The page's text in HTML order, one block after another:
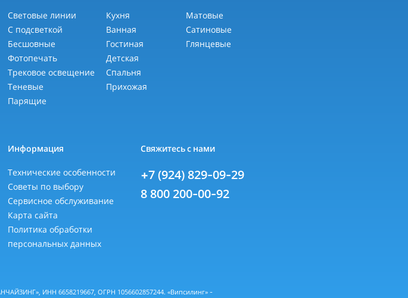
Световые линии
С подсветкой
Бесшовные
Фотопечать
Трековое освещение
Теневые
Парящие
Кухня
Ванная
Гостиная
Детская
Спальня
Прихожая
Матовые
Сатиновые
Глянцевые
Информация
Технические особенности
Советы по выбору
Сервисное обслуживание
Карта сайта
Политика обработки
персональных данных
Свяжитесь с нами
+7 (924) 829-09-29
8 800 200-00-92
ИНН 6658219667, ОГРН 1056602857244. «Випсилинг» -